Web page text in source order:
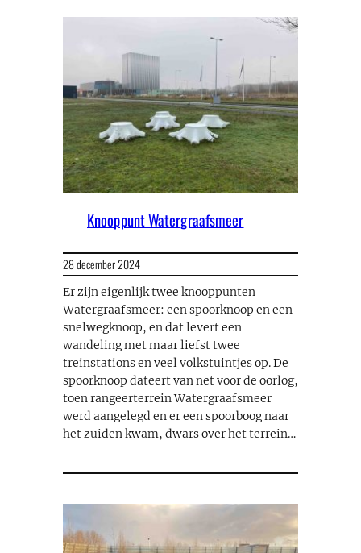
Knooppunt Watergraafsmeer
28 december 2024
Er zijn eigenlijk twee knooppunten
Watergraafsmeer: een spoorknoop en een
snelwegknoop, en dat levert een
wandeling met maar liefst twee
treinstations en veel volkstuintjes op. De
spoorknoop dateert van net voor de oorlog,
toen rangeerterrein Watergraafsmeer
werd aangelegd en er een spoorboog naar
het zuiden kwam, dwars over het terrein…